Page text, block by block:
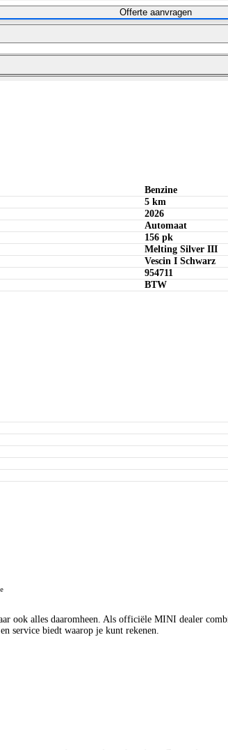
Offerte aanvragen
Maandbedrag berekenen
Benzine
5 km
2026
Automaat
156 pk
Melting Silver III
Vescin I Schwarz
954711
BTW
ook alles daaromheen. Als officiële MINI dealer
service biedt waarop je kunt rekenen.